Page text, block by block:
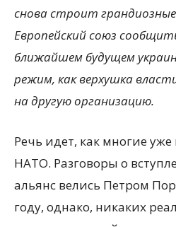
снова строит
Европейский союз
ближайшем будущем
режим, как верхушка
на другую организацию.
Речь идет, как многие
НАТО. Разговоры о
альянс велись Петром
году, однако, никаких